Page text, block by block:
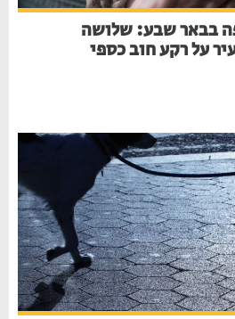
בבאר שבע: שלושה
על רקע חוב כספי